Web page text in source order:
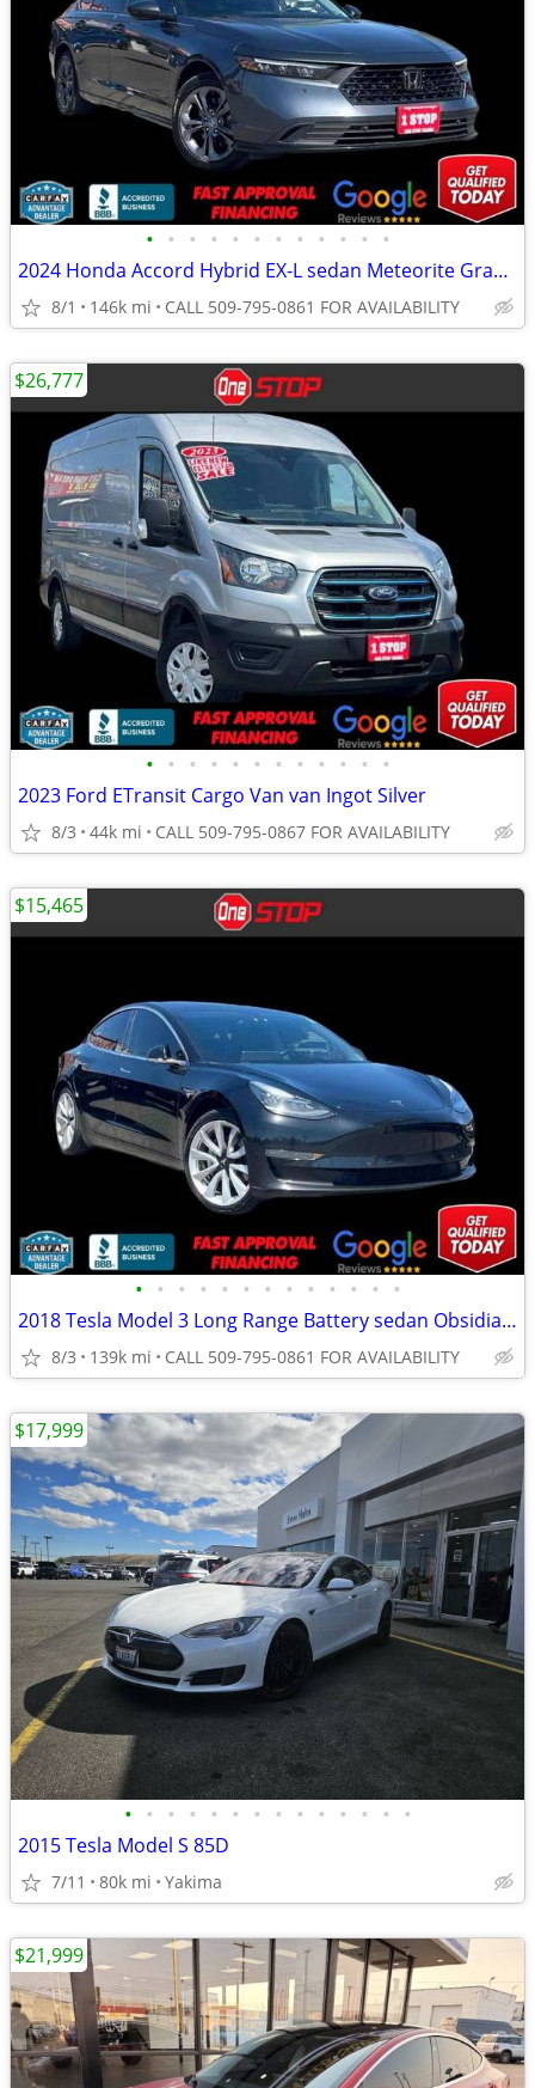
• • • • • • • • • • • •
2024 Honda Accord Hybrid EX-L sedan Meteorite Gray Metallic
8/1 146k mi CALL 509-795-0861 FOR AVAILABILITY
• • • • • • • • • • • •
2023 Ford ETransit Cargo Van van Ingot Silver
8/3 44k mi CALL 509-795-0867 FOR AVAILABILITY
$26,777
• • • • • • • • • • • • •
2018 Tesla Model 3 Long Range Battery sedan Obsidian Black Metallic
8/3 139k mi CALL 509-795-0861 FOR AVAILABILITY
$15,465
• • • • • • • • • • • • • •
2015 Tesla Model S 85D
7/11 80k mi Yakima
$17,999
$21,999